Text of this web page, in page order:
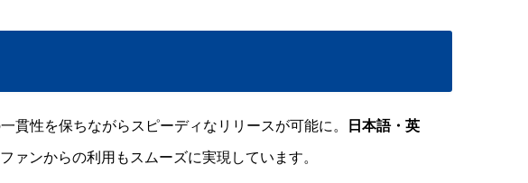
貫性を保ちながらスピーディなリリースが可能に。 日本語・英
ァンからの利用もスムーズに実現しています。